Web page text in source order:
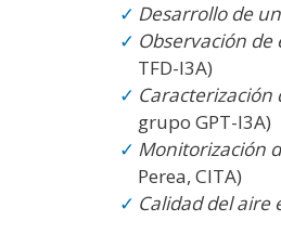
Desarrollo de
Observación
TFD-I3A)
grupo GPT-I3A)
Monitorización
Perea, CITA)
Calidad del aire